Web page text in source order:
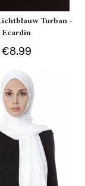
Turban -
Ecardin
€8.99